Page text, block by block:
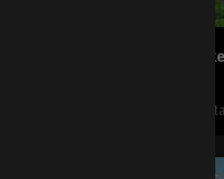
FC
Tivoli